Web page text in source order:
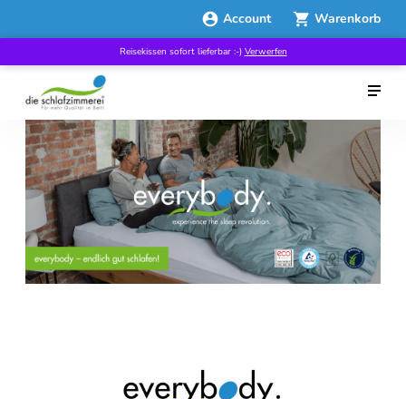
Account Warenkorb
Reisekissen sofort lieferbar :-) Verwerfen